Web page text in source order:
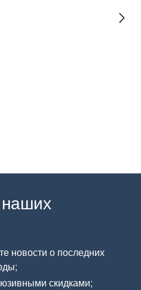
наших
новости о последних
скидками;